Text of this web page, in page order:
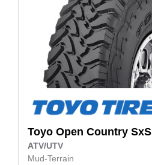
Toyo Open Country SxS
ATV/UTV
Mud-Terrain